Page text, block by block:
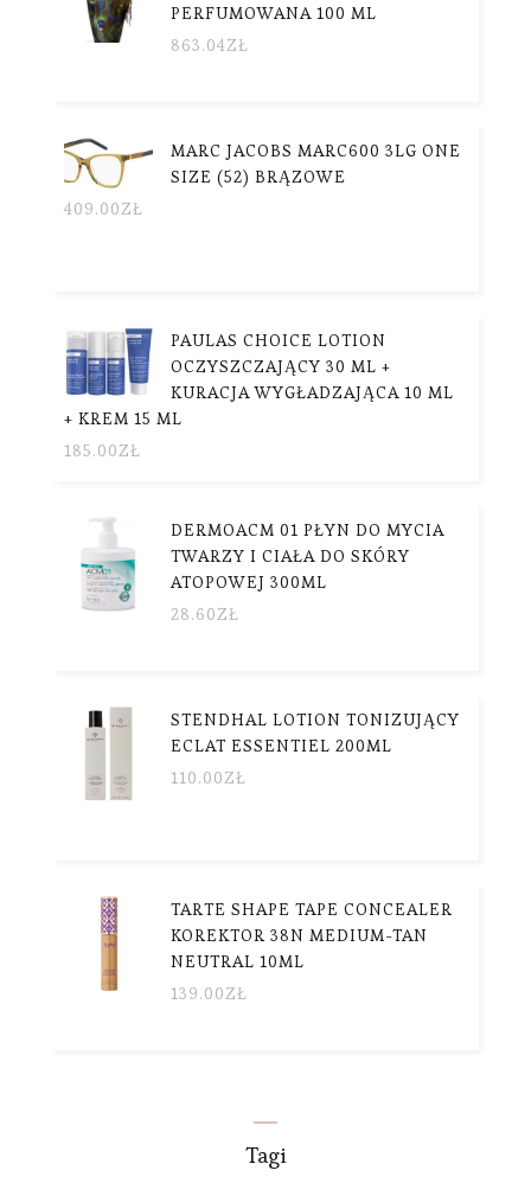
PERFUMOWANA 100 ML
863.04ZŁ
MARC JACOBS MARC600 3LG ONE
SIZE (52) BRĄZOWE
409.00ZŁ
PAULAS CHOICE LOTION
OCZYSZCZAJĄCY 30 ML +
KURACJA WYGŁADZAJĄCA 10 ML
+ KREM 15 ML
185.00ZŁ
DERMOACM 01 PŁYN DO MYCIA
TWARZY I CIAŁA DO SKÓRY
ATOPOWEJ 300ML
28.60ZŁ
STENDHAL LOTION TONIZUJĄCY
ECLAT ESSENTIEL 200ML
110.00ZŁ
TARTE SHAPE TAPE CONCEALER
KOREKTOR 38N MEDIUM-TAN
NEUTRAL 10ML
139.00ZŁ
Tagi